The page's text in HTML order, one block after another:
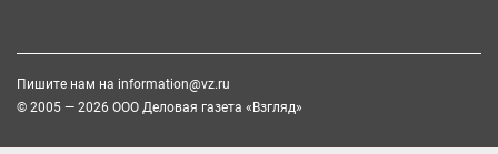
Пишите нам на information@vz.ru
© 2005 — 2026 ООО Деловая газета «Взгляд»